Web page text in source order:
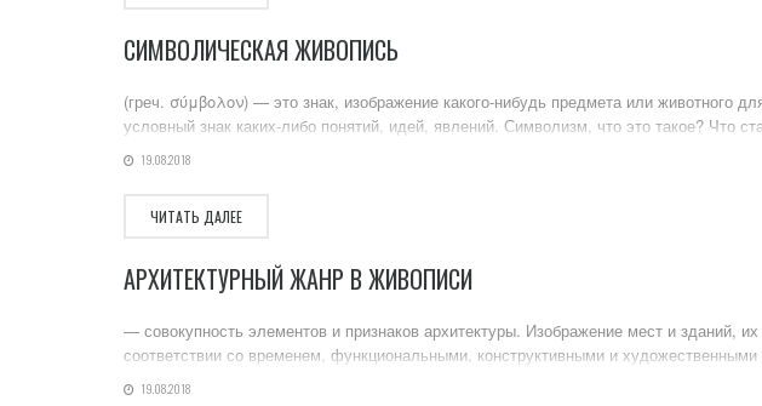
СИМВОЛИЧЕСКАЯ ЖИВОПИСЬ
(греч. σύμβολον) — это знак, изображение какого-нибудь предмета или животного
условный знак каких-либо понятий, идей, явлений. Символизм, что это такое? Что
19.08.2018
ЧИТАТЬ ДАЛЕЕ
АРХИТЕКТУРНЫЙ ЖАНР В ЖИВОПИСИ
— совокупность элементов и признаков архитектуры. Изображение мест и зданий,
соответствии со временем, функциональными, конструктивными и художественными
19.08.2018